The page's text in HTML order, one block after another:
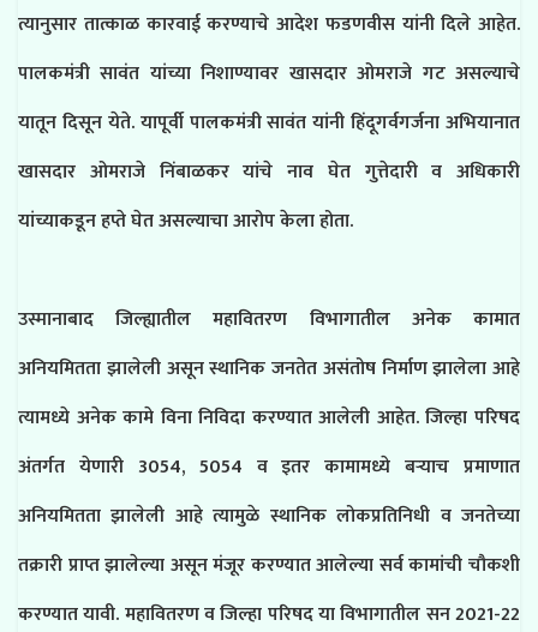
त्यानुसार तात्काळ कारवाई करण्याचे आदेश फडणवीस यांनी दिले आहेत.
पालकमंत्री सावंत यांच्या निशाण्यावर खासदार ओमराजे गट असल्याचे
यातून दिसून येते. यापूर्वी पालकमंत्री सावंत यांनी हिंदूगर्वगर्जना अभियानात
खासदार ओमराजे निंबाळकर यांचे नाव घेत गुत्तेदारी व अधिकारी
यांच्याकडून हप्ते घेत असल्याचा आरोप केला होता.
उस्मानाबाद जिल्ह्यातील महावितरण विभागातील अनेक कामात
अनियमितता झालेली असून स्थानिक जनतेत असंतोष निर्माण झालेला आहे
त्यामध्ये अनेक कामे विना निविदा करण्यात आलेली आहेत. जिल्हा परिषद
अंतर्गत येणारी 3054, 5054 व इतर कामामध्ये बऱ्याच प्रमाणात
अनियमितता झालेली आहे त्यामुळे स्थानिक लोकप्रतिनिधी व जनतेच्या
तक्रारी प्राप्त झालेल्या असून मंजूर करण्यात आलेल्या सर्व कामांची चौकशी
करण्यात यावी. महावितरण व जिल्हा परिषद या विभागातील सन 2021-22